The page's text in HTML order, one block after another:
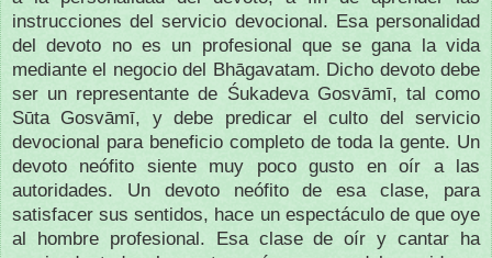
instrucciones del servicio devocional. Esa personalidad
del devoto no es un profesional que se gana la vida
mediante el negocio del Bhāgavatam. Dicho devoto debe
ser un representante de Śukadeva Gosvāmī, tal como
Sūta Gosvāmī, y debe predicar el culto del servicio
devocional para beneficio completo de toda la gente. Un
devoto neófito siente muy poco gusto en oír a las
autoridades. Un devoto neófito de esa clase, para
satisfacer sus sentidos, hace un espectáculo de que oye
al hombre profesional. Esa clase de oír y cantar ha